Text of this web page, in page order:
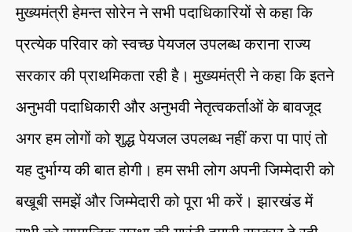
मुख्यमंत्री हेमन्त सोरेन ने सभी पदाधिकारियों से कहा कि
प्रत्येक परिवार को स्वच्छ पेयजल उपलब्ध कराना राज्य
सरकार की प्राथमिकता रही है। मुख्यमंत्री ने कहा कि इतने
अनुभवी पदाधिकारी और अनुभवी नेतृत्वकर्ताओं के बावजूद
अगर हम लोगों को शुद्ध पेयजल उपलब्ध नहीं करा पा पाएं तो
यह दुर्भाग्य की बात होगी। हम सभी लोग अपनी जिम्मेदारी को
बखूबी समझें और जिम्मेदारी को पूरा भी करें। झारखंड में